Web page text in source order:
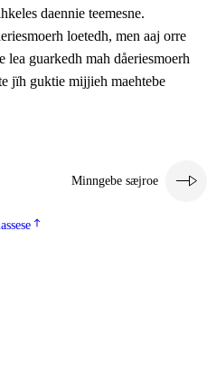
daennie teemesne.
loetedh, men aaj orre
guarkedh mah dåeriesmoerh
jïh guktie mijjieh maehtebe
Minngebe sæjroe